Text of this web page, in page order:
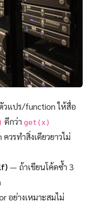
วแปร/function ให้สื่อ
ดีกว่า get(x)
วรทำสิ่งเดียวยาวไม่
— ถ้าเขียนโค้ดซ้ำ 3
อย่างเหมาะสมไม่